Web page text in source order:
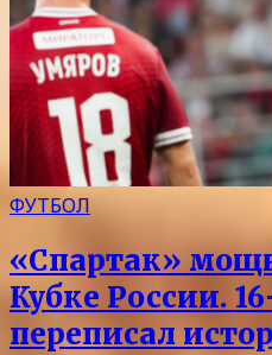
ФУТБОЛ
«Спартак»
Кубке России.
переписал